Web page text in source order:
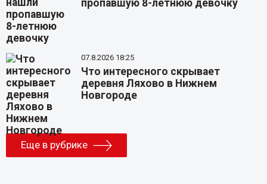
пропавшую 8-летнюю девочку
07.8.2026 18:25
Что интересного скрывает
деревня Ляхово в Нижнем
Новгороде
Еще в рубрике